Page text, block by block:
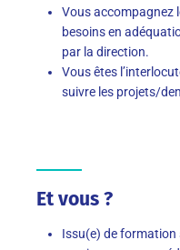
Vous accompagnez
besoins en
par la direction.
Vous êtes
suivre les projets/
Et vous ?
Issu(e) de formation